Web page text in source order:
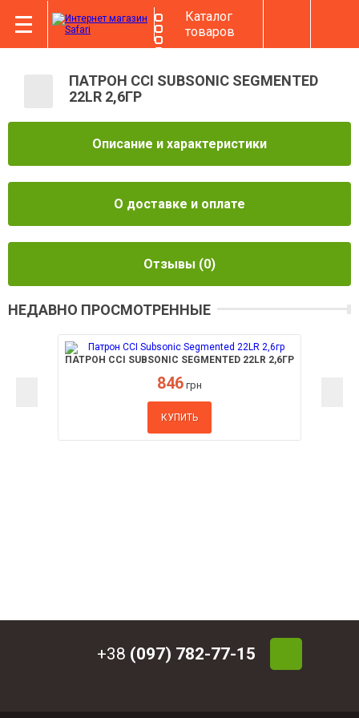
Каталог
товаров
ПАТРОН CCI SUBSONIC SEGMENTED
22LR 2,6ГР
Описание и характеристики
О доставке и оплате
Отзывы (0)
НЕДАВНО ПРОСМОТРЕННЫЕ
ПАТРОН CCI SUBSONIC SEGMENTED 22LR 2,6ГР
846 грн
КУПИТЬ
+38 (097) 782-77-15